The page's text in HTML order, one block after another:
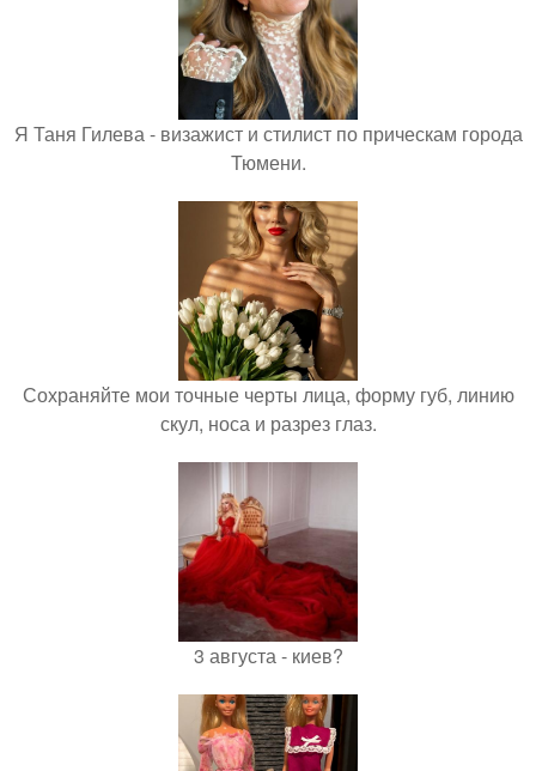
Я Таня Гилева - визажист и стилист по прическам города
Тюмени.
Сохраняйте мои точные черты лица, форму губ, линию
скул, носа и разрез глаз.
3 августа - киев?